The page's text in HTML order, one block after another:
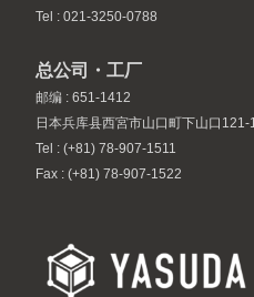
Tel : 021-3250-0788
总公司・工厂
邮编 : 651-1412
日本兵库县西宮市山口町下山口121-1
Tel : (+81) 78-907-1511
Fax : (+81) 78-907-1522